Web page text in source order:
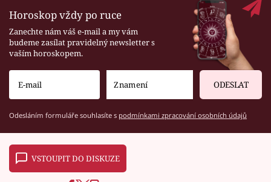
Horoskop vždy po ruce
Zanechte nám váš e-mail a my vám
budeme zasílat pravidelný newsletter s
vaším horoskopem.
ODESLAT
Odesláním formuláře souhlasíte s podmínkami zpracování osobních údajů
VSTOUPIT DO DISKUZE